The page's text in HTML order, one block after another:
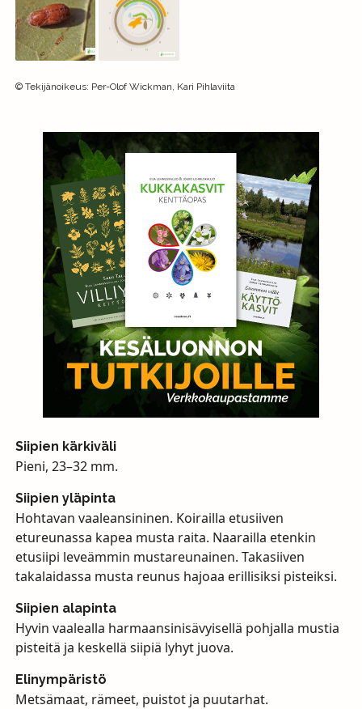
© Tekijänoikeus: Per-Olof Wickman, Kari Pihlaviita
Siipien kärkiväli
Pieni, 23–32 mm.
Siipien yläpinta
Hohtavan vaaleansininen. Koirailla etusiiven
etureunassa kapea musta raita. Naarailla etenkin
etusiipi leveämmin mustareunainen. Takasiiven
takalaidassa musta reunus hajoaa erillisiksi pisteiksi.
Siipien alapinta
Hyvin vaalealla harmaansinisävyisellä pohjalla mustia
pisteitä ja keskellä siipiä lyhyt juova.
Elinympäristö
Metsämaat, rämeet, puistot ja puutarhat.